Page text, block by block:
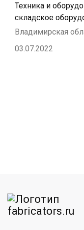
Техника и
складское
Владимирская
03.07.2022